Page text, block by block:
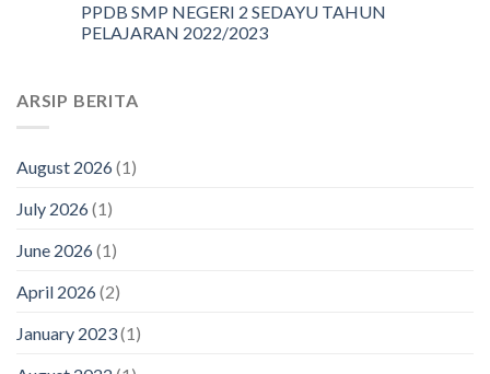
PPDB SMP NEGERI 2 SEDAYU TAHUN
PELAJARAN 2022/2023
ARSIP BERITA
August 2026(1)
July 2026(1)
June 2026(1)
April 2026(2)
January 2023(1)